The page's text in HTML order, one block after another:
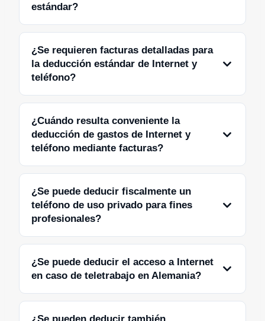
estándar?
¿Se requieren facturas detalladas para
la deducción estándar de Internet y
teléfono?
¿Cuándo resulta conveniente la
deducción de gastos de Internet y
teléfono mediante facturas?
¿Se puede deducir fiscalmente un
teléfono de uso privado para fines
profesionales?
¿Se puede deducir el acceso a Internet
en caso de teletrabajo en Alemania?